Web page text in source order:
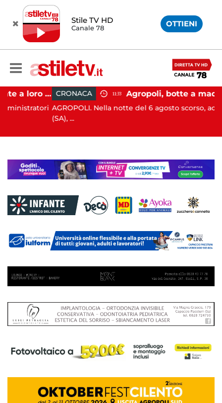
Stile TV HD
Canale 78 OTTIENI
Firme digitali utilizzate a loro insaputa: 9 indagati nel Vallo di Diano CRONACA 11:33 Agropoli, botte a madre e sorella per ottenere denaro: 31enne in carcere
AGROPOLI. Nella notte del 6 agosto scorso, ad Agropoli